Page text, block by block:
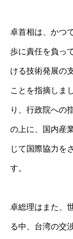
卓首相は、かつ
歩に責任を負っ
ける技術発展の
ことを指摘しま
り、行政院への
の上に、国内産
じて国際協力を
す。
卓総理はまた、
る中、台湾の交